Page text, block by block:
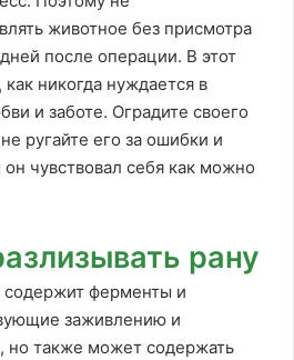
животное без присмотра
после операции. В этот
никогда нуждается в
и заботе. Оградите своего
ругайте его за ошибки и
он чувствовал себя как можно
рану
ферменты и
заживлению и
но также может содержать